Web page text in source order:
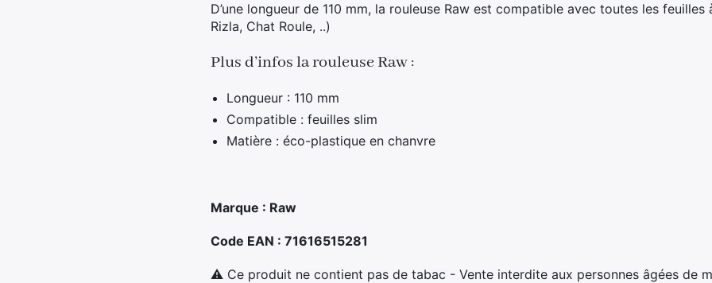
D’une longueur de 110 mm, la rouleuse Raw est compatible avec toutes les feuilles
Rizla, Chat Roule, ..)
Plus d’infos la rouleuse Raw :
Longueur : 110 mm
Compatible : feuilles slim
Matière : éco-plastique en chanvre
Marque : Raw
Code EAN : 71616515281
⚠ Ce produit ne contient pas de tabac - Vente interdite aux personnes âgées de